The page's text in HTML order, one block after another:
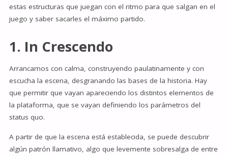
estas estructuras que juegan con el ritmo para que salgan en el
juego y saber sacarles el máximo partido.
1. In Crescendo
Arrancamos con calma, construyendo paulatinamente y con
escucha la escena, desgranando las bases de la historia. Hay
que permitir que vayan apareciendo los distintos elementos de
la plataforma, que se vayan definiendo los parámetros del
status quo.
A partir de que la escena está establecida, se puede descubrir
algún patrón llamativo, algo que levemente sobresalga de entre